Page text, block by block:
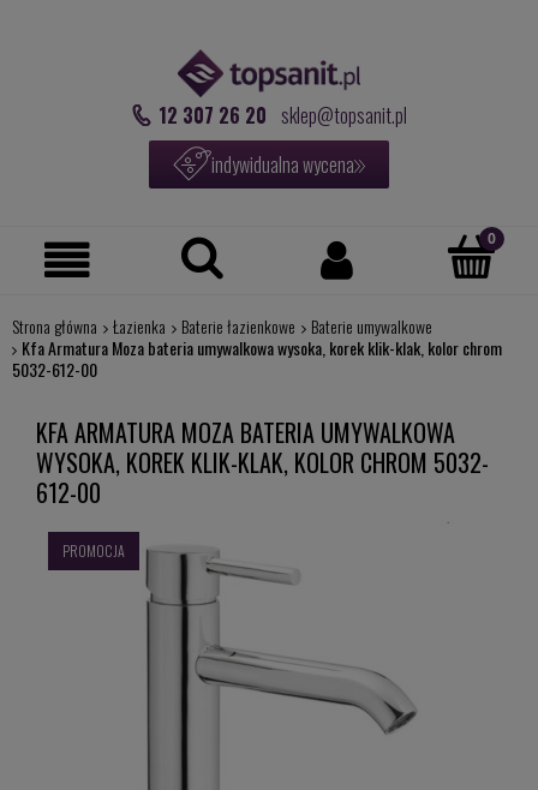
12 307 26 20 sklep@topsanit.pl
indywidualna wycena
Strona główna Łazienka Baterie łazienkowe
Baterie umywalkowe
Kfa Armatura Moza bateria umywalkowa wysoka, korek klik-klak, kolor chrom
5032-612-00
KFA ARMATURA MOZA BATERIA UMYWALKOWA
WYSOKA, KOREK KLIK-KLAK, KOLOR CHROM 5032-
612-00
PROMOCJA